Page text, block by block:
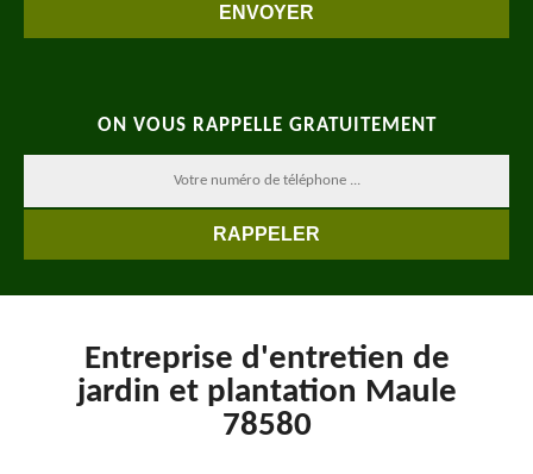
ON VOUS RAPPELLE GRATUITEMENT
Entreprise d'entretien de
jardin et plantation Maule
78580